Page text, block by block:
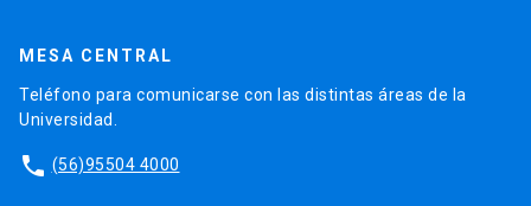
MESA CENTRAL
Teléfono para comunicarse con las distintas áreas de la
Universidad.
phone (56)95504 4000